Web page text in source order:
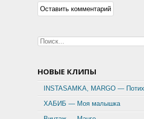
НОВЫЕ КЛИПЫ
INSTASAMKA, MARGO —
ХАБИБ — Моя малышка